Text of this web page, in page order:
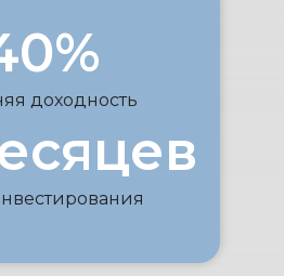
доходность